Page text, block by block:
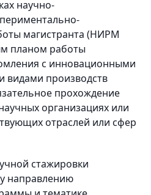
научно-
магистранта (НИРМ
планом работы
с инновационными
видами производств
прохождение
организациях или
отраслей или сфер
стажировки
направлению